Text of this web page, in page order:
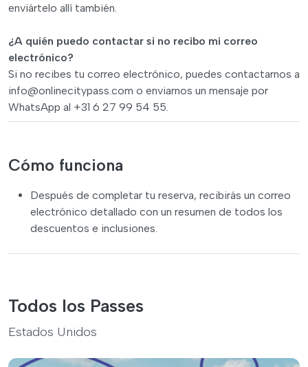
enviártelo allí también.
¿A quién puedo contactar si no recibo mi correo
electrónico?
Si no recibes tu correo electrónico, puedes contactarnos a
info@onlinecitypass.com o enviarnos un mensaje por
WhatsApp al +31 6 27 99 54 55.
Cómo funciona
Después de completar tu reserva, recibirás un correo
electrónico detallado con un resumen de todos los
descuentos e inclusiones.
Todos los Passes
Estados Unidos